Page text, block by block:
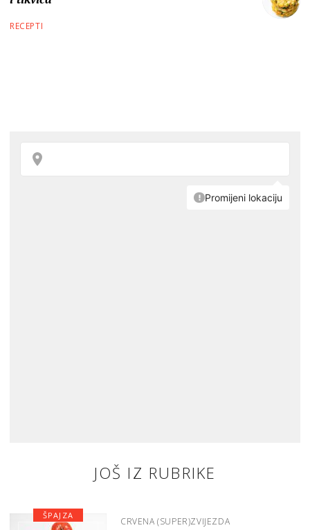
RECEPTI
JOŠ IZ RUBRIKE
CRVENA (SUPER)ZVIJEZDA
ŠPAJZA